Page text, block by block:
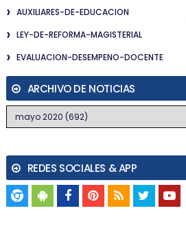
AUXILIARES-DE-EDUCACION
LEY-DE-REFORMA-MAGISTERIAL
EVALUACION-DESEMPENO-DOCENTE
ARCHIVO DE NOTICIAS
REDES SOCIALES & APP